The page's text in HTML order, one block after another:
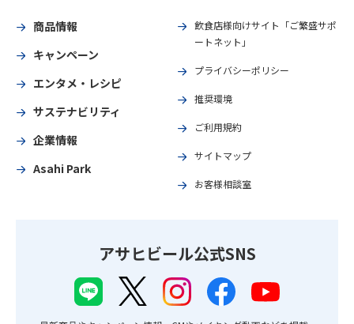
商品情報
キャンペーン
エンタメ・レシピ
サステナビリティ
企業情報
Asahi Park
飲食店様向けサイト「ご繁盛サポ
ートネット」
プライバシーポリシー
推奨環境
ご利用規約
サイトマップ
お客様相談室
アサヒビール公式SNS